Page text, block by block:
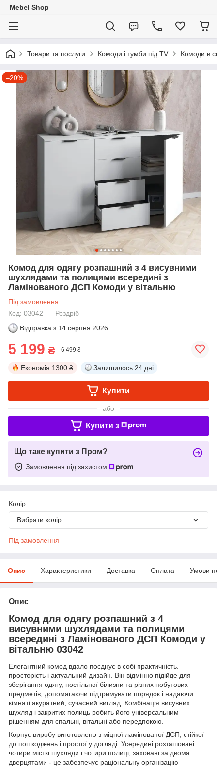
Mebel Shop
Товари та послуги Комоди і тумби під TV Комоди в
–20%
Комод для одягу розпашний з 4 висувними
шухлядами та полицями всередині з
Ламінованого ДСП Комоди у вітальню
Під замовлення
Код: 03042
Роздріб
Відправка з 14 серпня 2026
5 199 ₴ 6 499 ₴
Економія 1300 ₴ Залишилось 24 дні
Купити
або
Купити з
Що таке купити з Пром?
Замовлення під захистом
Колір
Вибрати колір
Під замовлення
Опис Характеристики Доставка Оплата Умови
Опис
Комод для одягу розпашний з 4
висувними шухлядами та полицями
всередині з Ламінованого ДСП Комоди у
вітальню 03042
Елегантний комод вдало поєднує в собі практичність,
просторість і актуальний дизайн. Він відмінно підійде для
зберігання одягу, постільної білизни та різних побутових
предметів, допомагаючи підтримувати порядок і надаючи
кімнаті акуратний, сучасний вигляд. Комбінація висувних
шухляд і закритих полиць робить його універсальним
рішенням для спальні, вітальні або передпокою.
Корпус виробу виготовлено з міцної ламінованої ДСП, стійкої
до пошкоджень і простої у догляді. Усередині розташовані
чотири місткі шухляди і чотири полиці, заховані за двома
дверцятами - це забезпечує раціональну організацію